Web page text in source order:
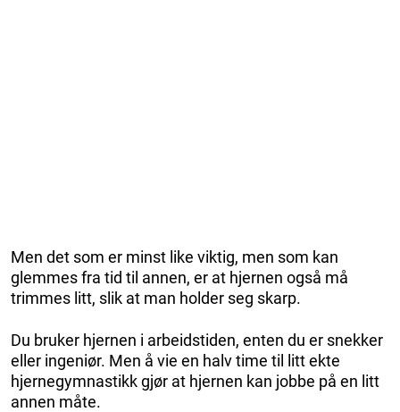
Men det som er minst like viktig, men som kan
glemmes fra tid til annen, er at hjernen også må
trimmes litt, slik at man holder seg skarp.
Du bruker hjernen i arbeidstiden, enten du er snekker
eller ingeniør. Men å vie en halv time til litt ekte
hjernegymnastikk gjør at hjernen kan jobbe på en litt
annen måte.